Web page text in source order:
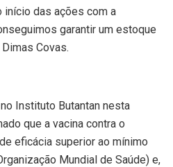
das ações com a
garantir um estoque
Covas.
Instituto Butantan nesta
que a vacina contra o
eficácia superior ao mínimo
Mundial de Saúde) e,